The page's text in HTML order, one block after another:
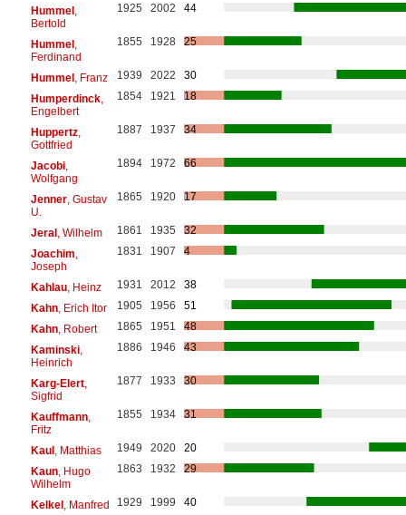
Hummel,
Bertold
1925 2002 44
Hummel,
Ferdinand
1855 1928 25
Hummel, Franz 1939 2022
30
Humperdinck,
Engelbert
1854 1921 18
Huppertz,
Gottfried
1887 1937 34
Jacobi,
Wolfgang
1894 1972 66
Jenner, Gustav
U.
1865 1920 17
Jeral, Wilhelm 1861 1935
32
Joachim
Joseph
1831 1907 4
Kahlau, Heinz 1931 2012
38
Kahn, Erich Itor 1905 1956
51
Kahn, Robert 1865 1951
48
Kaminski,
Heinrich
1886 1946 43
Karg-Elert,
Sigfrid
1877 1933 30
Kauffmann,
Fritz
1855 1934 31
Kaul, Matthias 1949 2020
20
Kaun, Hugo
Wilhelm
1863 1932 29
Kelkel, Manfred 1929 1999
40